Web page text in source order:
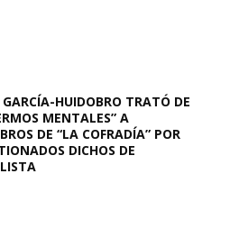
GARCÍA-HUIDOBRO TRATÓ DE
MENTALES” A
DE “LA COFRADÍA” POR
DICHOS DE